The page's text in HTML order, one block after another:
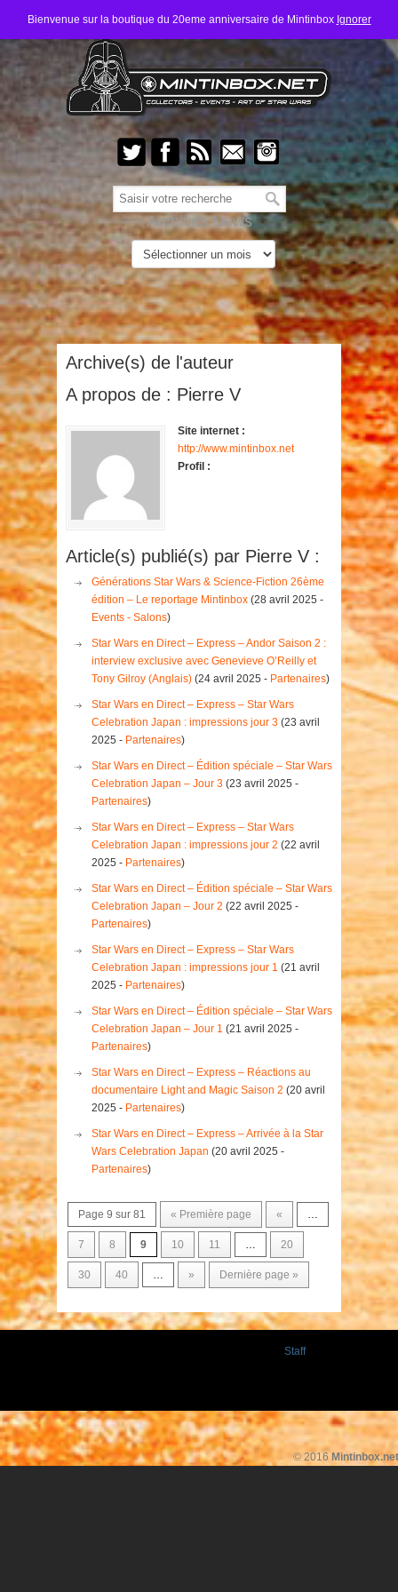
Bienvenue sur la boutique du 20eme anniversaire de Mintinbox Ignorer
Archives News
Archive(s) de l'auteur
A propos de : Pierre V
Site internet :
http://www.mintinbox.net
Profil :
Article(s) publié(s) par Pierre V :
Générations Star Wars & Science-Fiction 26ème
édition – Le reportage Mintinbox (28 avril 2025 -
Events - Salons)
Star Wars en Direct – Express – Andor Saison 2 :
interview exclusive avec Genevieve O’Reilly et
Tony Gilroy (Anglais) (24 avril 2025 - Partenaires)
Star Wars en Direct – Express – Star Wars
Celebration Japan : impressions jour 3 (23 avril
2025 - Partenaires)
Star Wars en Direct – Édition spéciale – Star Wars
Celebration Japan – Jour 3 (23 avril 2025 -
Partenaires)
Star Wars en Direct – Express – Star Wars
Celebration Japan : impressions jour 2 (22 avril
2025 - Partenaires)
Star Wars en Direct – Édition spéciale – Star Wars
Celebration Japan – Jour 2 (22 avril 2025 -
Partenaires)
Star Wars en Direct – Express – Star Wars
Celebration Japan : impressions jour 1 (21 avril
2025 - Partenaires)
Star Wars en Direct – Édition spéciale – Star Wars
Celebration Japan – Jour 1 (21 avril 2025 -
Partenaires)
Star Wars en Direct – Express – Réactions au
documentaire Light and Magic Saison 2 (20 avril
2025 - Partenaires)
Star Wars en Direct – Express – Arrivée à la Star
Wars Celebration Japan (20 avril 2025 -
Partenaires)
Page 9 sur 81 « Première page « …
7 8 9 10 11 … 20
30 40 … » Dernière page »
Staff
© 2016 Mintinbox.net